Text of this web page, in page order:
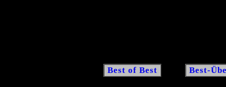
Best of Best Best-